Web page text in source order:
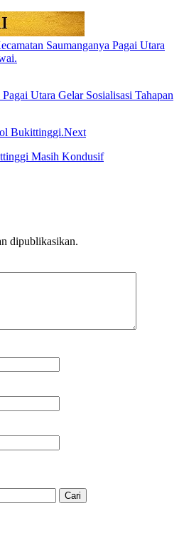
Utara Gelar Sosialisasi Tahapan
Next
Masih Kondusif
dipublikasikan.